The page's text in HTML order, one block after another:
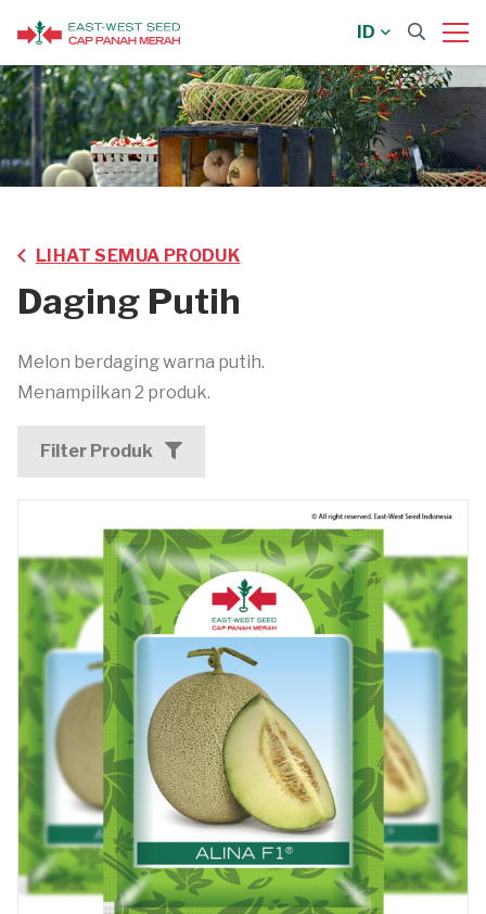
ID
LIHAT SEMUA PRODUK
Daging Putih
Melon berdaging warna putih.
Menampilkan 2 produk.
Filter Produk